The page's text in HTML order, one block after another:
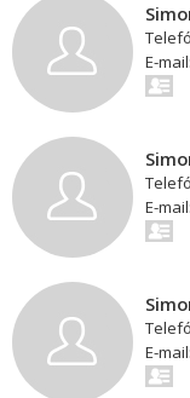
E-mail:
E-mail:
E-mail: